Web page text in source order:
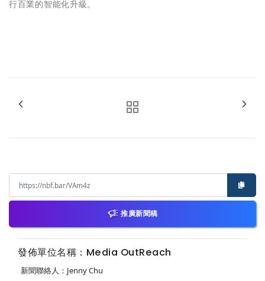
行百業的智能化升級。
推廣新聞稿
發佈單位名稱：Media OutReach
新聞聯絡人：Jenny Chu